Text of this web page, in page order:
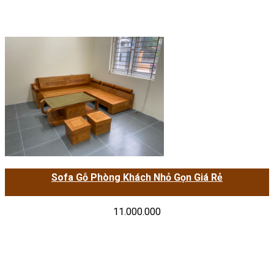
Sofa Gỗ Phòng Khách Nhỏ Gọn Giá Rẻ
11.000.000